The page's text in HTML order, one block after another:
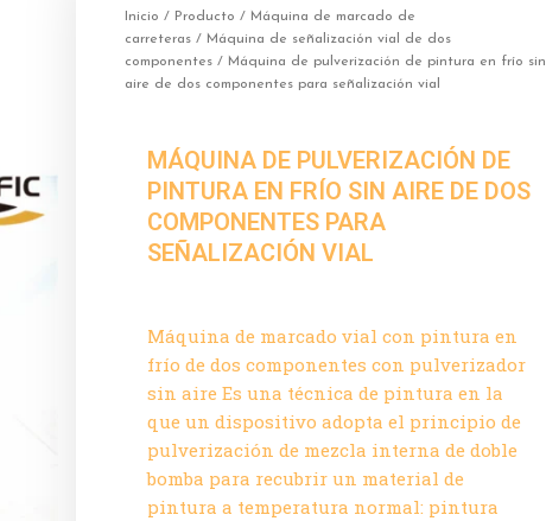
Inicio / Producto / Máquina de marcado de
carreteras / Máquina de señalización vial de dos
componentes / Máquina de pulverización de pintura en frío sin
aire de dos componentes para señalización vial
MÁQUINA DE PULVERIZACIÓN DE
PINTURA EN FRÍO SIN AIRE DE DOS
COMPONENTES PARA
SEÑALIZACIÓN VIAL
Máquina de marcado vial con pintura en
frío de dos componentes con pulverizador
sin aire Es una técnica de pintura en la
que un dispositivo adopta el principio de
pulverización de mezcla interna de doble
bomba para recubrir un material de
pintura a temperatura normal: pintura